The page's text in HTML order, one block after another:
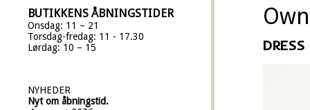
BUTIKKENS ÅBNINGSTIDER
Onsdag: 11 – 21
Torsdag-fredag: 11 - 17.30
Lørdag: 10 – 15
NYHEDER
Nyt om åbningstid.